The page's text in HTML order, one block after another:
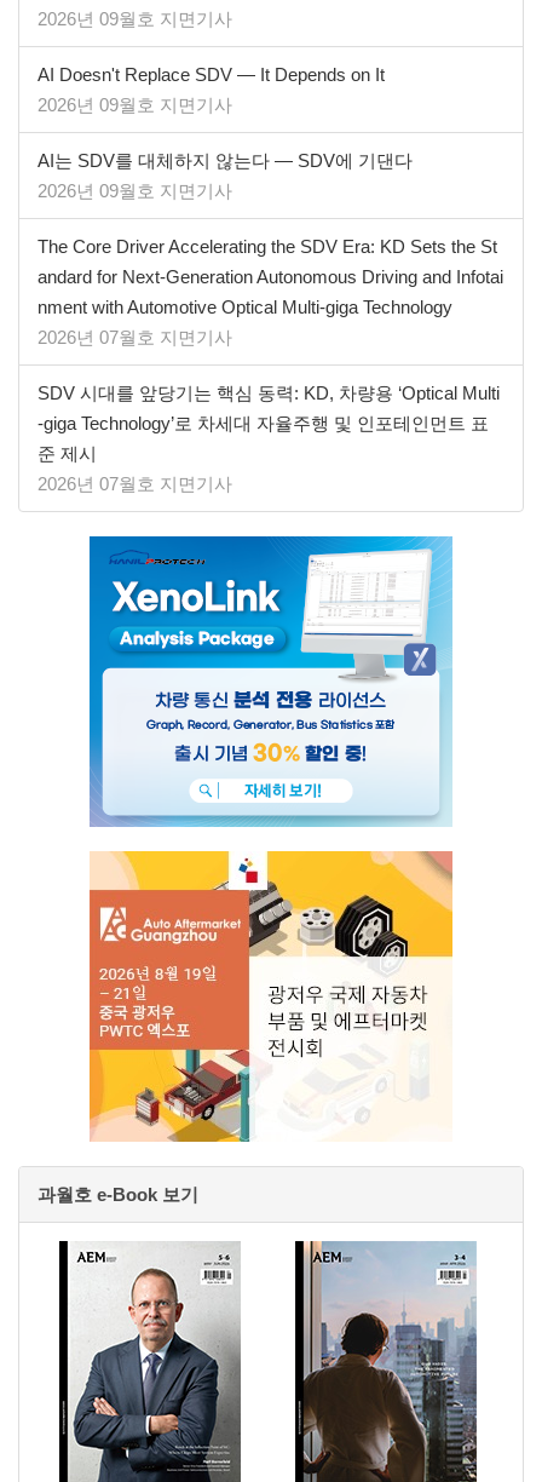
2026년 09월호 지면기사
AI Doesn't Replace SDV — It Depends on It
2026년 09월호 지면기사
AI는 SDV를 대체하지 않는다 — SDV에 기댄다
2026년 09월호 지면기사
The Core Driver Accelerating the SDV Era: KD Sets the St
andard for Next-Generation Autonomous Driving and Infotai
nment with Automotive Optical Multi-giga Technology
2026년 07월호 지면기사
SDV 시대를 앞당기는 핵심 동력: KD, 차량용 ‘Optical Multi
-giga Technology’로 차세대 자율주행 및 인포테인먼트 표
준 제시
2026년 07월호 지면기사
과월호 e-Book 보기